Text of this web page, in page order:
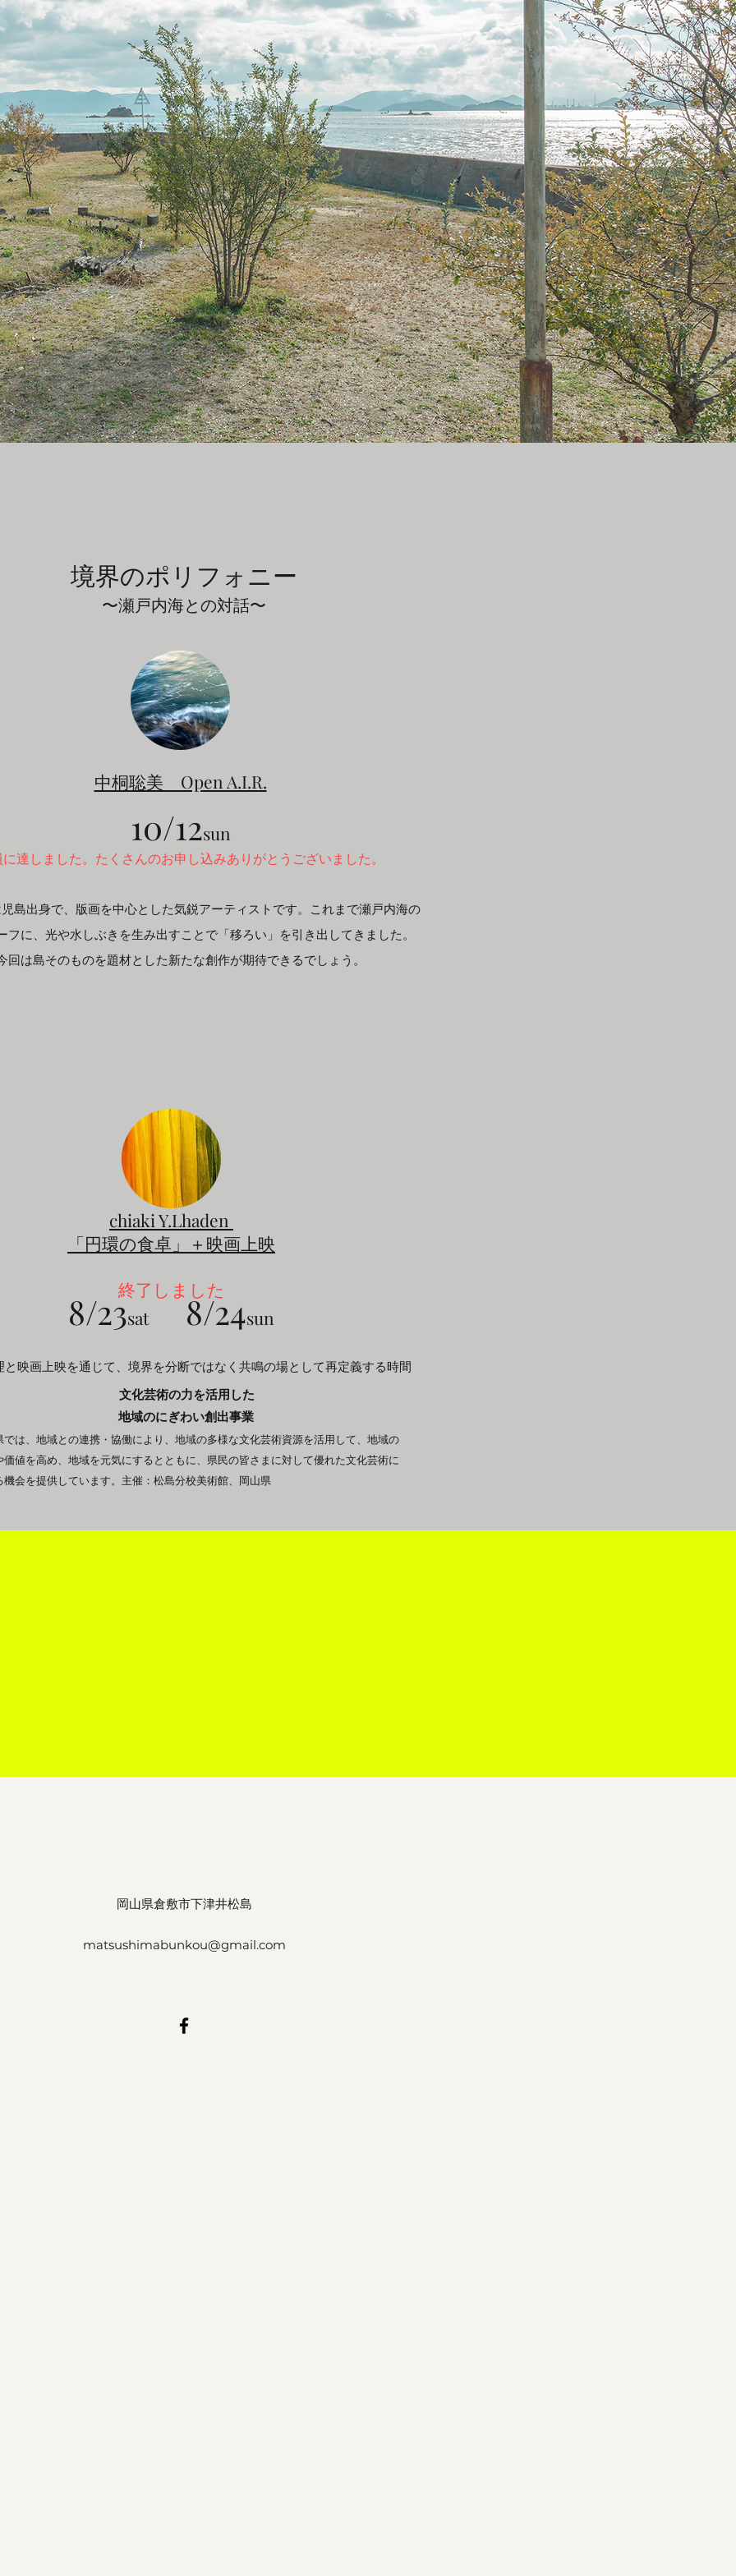
境界のポリフォニー
〜瀬戸内海との対話〜
中桐聡美 Open A.I.R.
10/12sun
に達しました。たくさんのお申し込みありがとうございました。
島出身で、版画を中心とした気鋭アーティストです。これまで瀬戸内海の
フに、光や水しぶきを生み出すことで「移ろい」を引き出してきました。
回は島そのものを題材とした新たな創作が期待できるでしょう。
chiaki Y.Lhaden
「円環の食卓」＋映画上映
​終了しました
8/23sat 8/24sun
と映画上映を通じて、境界を分断ではなく共鳴の場として再定義する時間
文化芸術の力を活用した
地域のにぎわい創出事業
では、地域との連携・協働により、地域の多様な文化芸術資源を活用して、地域の
価値を高め、地域を元気にするとともに、県民の皆さまに対して優れた文化芸術に
機会を提供しています。主催：松島分校美術館、岡山県
岡山県倉敷市下津井松島
matsushimabunkou@gmail.com